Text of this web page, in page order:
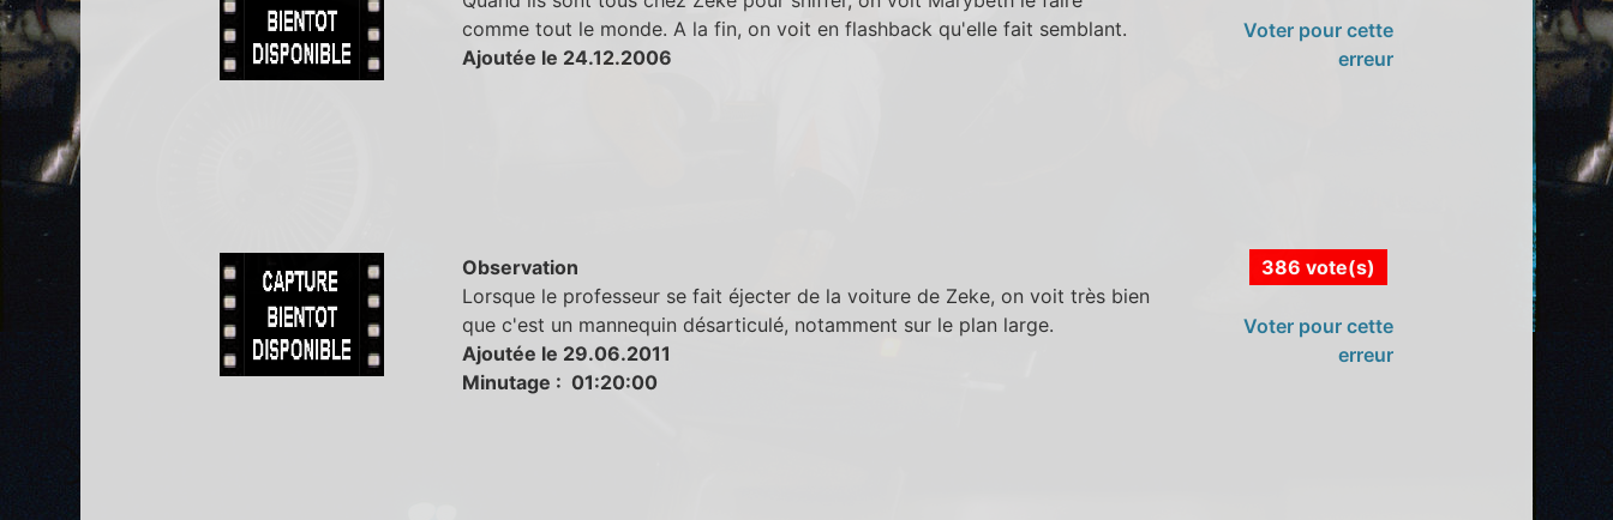
comme tout le monde. A la fin, on voit en flashback qu'elle fait semblant.
Ajoutée le 24.12.2006
Voter pour cette
erreur
Observation
Lorsque le professeur se fait éjecter de la voiture de Zeke, on voit très bien
que c'est un mannequin désarticulé, notamment sur le plan large.
Ajoutée le 29.06.2011
Minutage : 01:20:00
386 vote(s)
Voter pour cette
erreur